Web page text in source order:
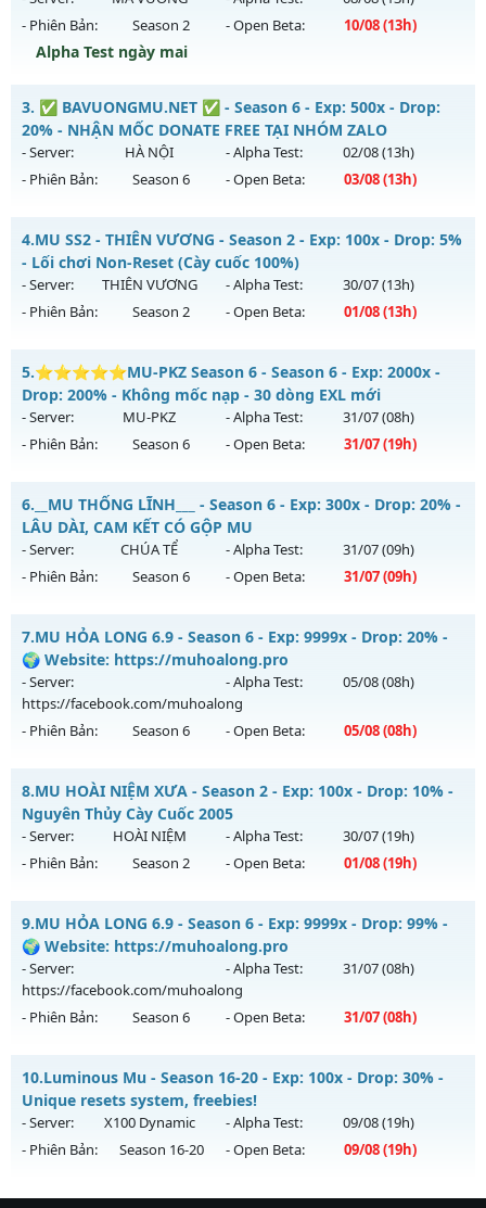
Exp: 9999x - Drop: 99%
Kiểu reset: Reset In Game
Thể loại: Mu Nguyên bản Webzen
Antihack: ugk
- Phiên Bản:
Season 2 - Open Beta: 10/08(13h)
Alpha Test ngày mai
Train Quái Nhận WC - cày Cuốc Không Mốc Nạp Giá Trị
Mu mới ra tháng 08 2026 - Mở máy chủMA VƯƠNG
13h ngày 10/08/2626
Exp: 200x - Drop: 20%
Thể loại: Mu Nguyên bản Webzen
Antihack: GameGuard
3. ✅ BAVUONGMU.NET ✅ - Season 6 - Exp: 500x - Drop:
20% - NHẬN MỐC DONATE FREE TẠI NHÓM ZALO
- Server: HÀ NỘI - Alpha Test: 02/08(13h)
- Phiên Bản:
Season 6 - Open Beta: 03/08(13h)
✅ BAVUONGMU.NET ✅ - NHẬN MỐC DONATE FREE TẠI
NHÓM ZALO
Mu mới ra tháng 08 2026 - Mở máy chủ
HÀ NỘIvào 13h
ngày 03/08/2626
Kiểu reset: Reset In Game
Thể loại: Mu Nguyên bản Webzen
Antihack: FPS 60 PLUS - CHỐNG HACK 100%
4.MU SS2 - THIÊN VƯƠNG - Season 2 - Exp: 100x - Drop: 5%
- Lối chơi Non-Reset (Cày cuốc 100%)
- Server: THIÊN VƯƠNG - Alpha Test: 30/07(13h)
- Phiên Bản:
Season 2 - Open Beta: 01/08(13h)
MU SS2 - THIÊN VƯƠNG - Lối chơi Non-Reset (Cày cuốc
100%)
Mu mới ra tháng 08 2026 - Mở máy chủ
THIÊN VƯƠNG
13h ngày 01/08/2626
Kiểu reset: Non Reset
Thể loại: Mu Nguyên bản Webzen
Antihack: XShield
5.⭐⭐⭐⭐⭐MU-PKZ Season 6 - Season 6 - Exp: 2000x -
Drop: 200% - Không mốc nạp - 30 dòng EXL mới
- Server: MU-PKZ - Alpha Test: 31/07(08h)
- Phiên Bản:
Season 6 - Open Beta: 31/07(19h)
⭐⭐⭐⭐⭐MU-PKZ Season 6 - Không mốc nạp - 30 dòng
EXL mới
Mu mới ra tháng 07 2026 - Mở máy chủ
MU-PKZvào 19h
ngày 31/07/2626
Kiểu reset: Reset In Game
Thể loại: Mu Nguyên bản Webzen
Antihack: SuperAnti
6. __MU THỐNG LĨNH___ - Season 6 - Exp: 300x - Drop: 20% -
LÂU DÀI, CAM KẾT CÓ GỘP MU
- Server: CHÚA TỂ - Alpha Test: 31/07(09h)
- Phiên Bản:
Season 6 - Open Beta: 31/07(09h)
__MU THỐNG LĨNH___ - LÂU DÀI, CAM KẾT CÓ GỘP MU
Mu mới ra tháng 07 2026 - Mở máy chủ
ngày 31/07/2626
Exp: 300x - Drop: 20%
Thể loại: Mu Nguyên bản Webzen
Antihack: UGK ANTIHACK
7.MU HỎA LONG 6.9 - Season 6 - Exp: 9999x - Drop: 20% -
🌍 Website: https://muhoalong.pro
- Server:
https://facebook.com/muhoalong
- Alpha Test: 05/08(08h)
- Phiên Bản: Season 6 - Open Beta: 05/08(08h)
MU HỎA LONG 6.9 - 🌍 Website: https://muhoalong.pro
Mu mới ra tháng 08 2026 - Mở máy chủ
https://facebook.com/muhoalongvào 08h ngày
05/08/2626
Kiểu reset: Non Reset
Thể loại: Mu Nguyên bản Webzen
Antihack: XShield
8.MU HOÀI NIỆM XƯA - Season 2 - Exp: 100x - Drop: 10% -
Nguyên Thủy Cày Cuốc 2005
- Server: HOÀI NIỆM - Alpha Test: 30/07(19h)
- Phiên Bản:
Season 2 - Open Beta: 01/08(19h)
MU HOÀI NIỆM XƯA - Nguyên Thủy Cày Cuốc 2005
Mu mới ra tháng 08 2026 - Mở máy chủ
ngày 01/08/2626
Exp: 100x - Drop: 10%
Antihack: Phiên bản mới nhất
9.MU HỎA LONG 6.9 - Season 6 - Exp: 9999x - Drop: 99% -
🌍 Website: https://muhoalong.pro
- Server:
https://facebook.com/muhoalong
- Alpha Test: 31/07(08h)
- Phiên Bản: Season 6 - Open Beta: 31/07(08h)
MU HỎA LONG 6.9 - 🌍 Website: https://muhoalong.pro
Mu mới ra tháng 07 2026 - Mở máy chủ
https://facebook.com/muhoalongvào 08h ngày
31/07/2626
10.Luminous Mu - Season 16-20 - Exp: 100x - Drop: 30% -
Unique resets system, freebies!
- Server: X100 Dynamic - Alpha Test: 09/08(19h)
- Phiên Bản:
Season 16-20 - Open Beta: 09/08(19h)
Luminous Mu - Unique resets system, freebies!